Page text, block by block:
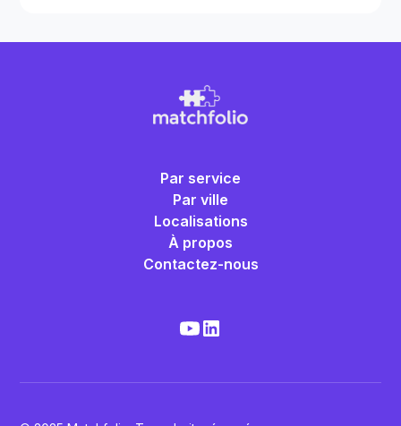
Par service
Par ville
Localisations
À propos
Contactez-nous